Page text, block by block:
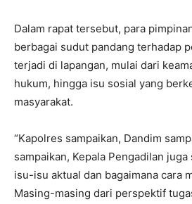
Dalam rapat tersebut, para
berbagai sudut pandang terhadap
terjadi di lapangan, mulai dari
hukum, hingga isu sosial yang
masyarakat.
“Kapolres sampaikan, Dandim
sampaikan, Kepala Pengadilan
isu-isu aktual dan bagaimana cara
Masing-masing dari perspektif